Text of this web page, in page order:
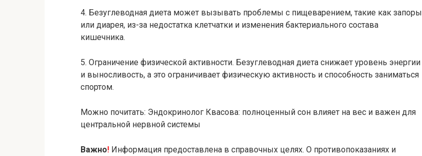
4. Безуглеводная диета может вызывать проблемы с пищеварением, такие как запоры
или диарея, из-за недостатка клетчатки и изменения бактериального состава
кишечника.
5. Ограничение физической активности. Безуглеводная диета снижает уровень энергии
и выносливость, а это ограничивает физическую активность и способность заниматься
спортом.
Можно почитать: Эндокринолог Квасова: полноценный сон влияет на вес и важен для
центральной нервной системы
Важно! Информация предоставлена в справочных целях. О противопоказаниях и